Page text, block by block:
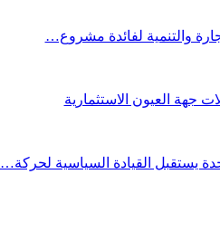
والتنمية لفائدة مشروع…
جهة العيون الاستثمارية
يستقبل القيادة السياسية لحركة…